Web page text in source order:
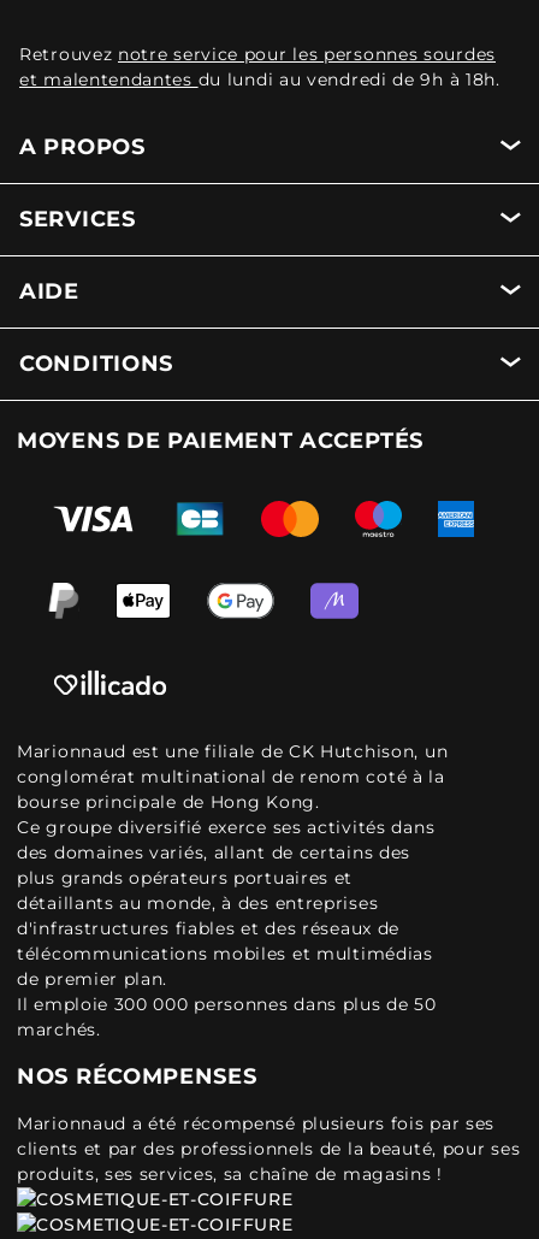
Retrouvez notre service pour les personnes sourdes
et malentendantes du lundi au vendredi de 9h à 18h.
A PROPOS
SERVICES
AIDE
CONDITIONS
MOYENS DE PAIEMENT ACCEPTÉS
Marionnaud est une filiale de CK Hutchison, un
conglomérat multinational de renom coté à la
bourse principale de Hong Kong.
Ce groupe diversifié exerce ses activités dans
des domaines variés, allant de certains des
plus grands opérateurs portuaires et
détaillants au monde, à des entreprises
d'infrastructures fiables et des réseaux de
télécommunications mobiles et multimédias
de premier plan.
Il emploie 300 000 personnes dans plus de 50
marchés.
NOS RÉCOMPENSES
Marionnaud a été récompensé plusieurs fois par ses
clients et par des professionnels de la beauté, pour ses
produits, ses services, sa chaîne de magasins !